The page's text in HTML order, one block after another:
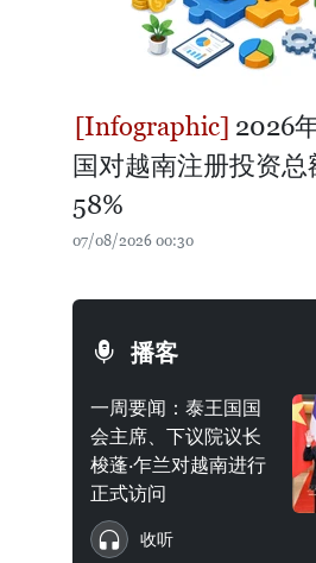
2026
国对越南注册投资总
58%
07/08/2026 00:30
播客
一周要闻：泰王国国
会主席、下议院议长
梭蓬·乍兰对越南进行
正式访问
收听